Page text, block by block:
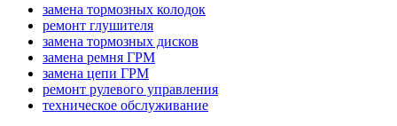
замена тормозных колодок
ремонт глушителя
замена тормозных дисков
замена ремня ГРМ
замена цепи ГРМ
ремонт рулевого управления
техническое обслуживание